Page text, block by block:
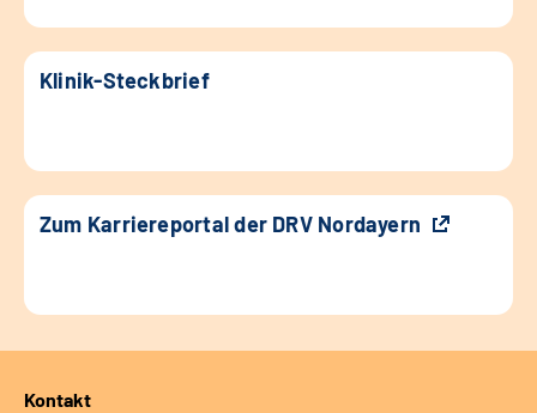
Klinik-Steckbrief
Zum Karriereportal der DRV Nordayern
Kontakt